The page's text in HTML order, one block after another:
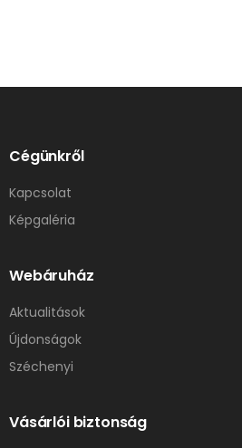
Cégünkről
Kapcsolat
Képgaléria
Webáruház
Aktualitások
Újdonságok
Széchenyi
Vásárlói biztonság